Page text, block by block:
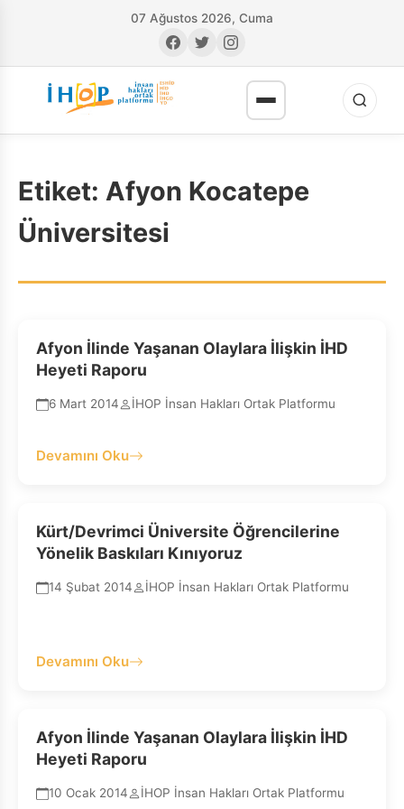
07 Ağustos 2026, Cuma
Etiket: Afyon Kocatepe
Üniversitesi
Afyon İlinde Yaşanan Olaylara İlişkin İHD
Heyeti Raporu
6 Mart 2014 İHOP İnsan Hakları Ortak Platformu
Devamını Oku
Kürt/Devrimci Üniversite Öğrencilerine
Yönelik Baskıları Kınıyoruz
14 Şubat 2014 İHOP İnsan Hakları Ortak Platformu
Devamını Oku
Afyon İlinde Yaşanan Olaylara İlişkin İHD
Heyeti Raporu
10 Ocak 2014 İHOP İnsan Hakları Ortak Platformu